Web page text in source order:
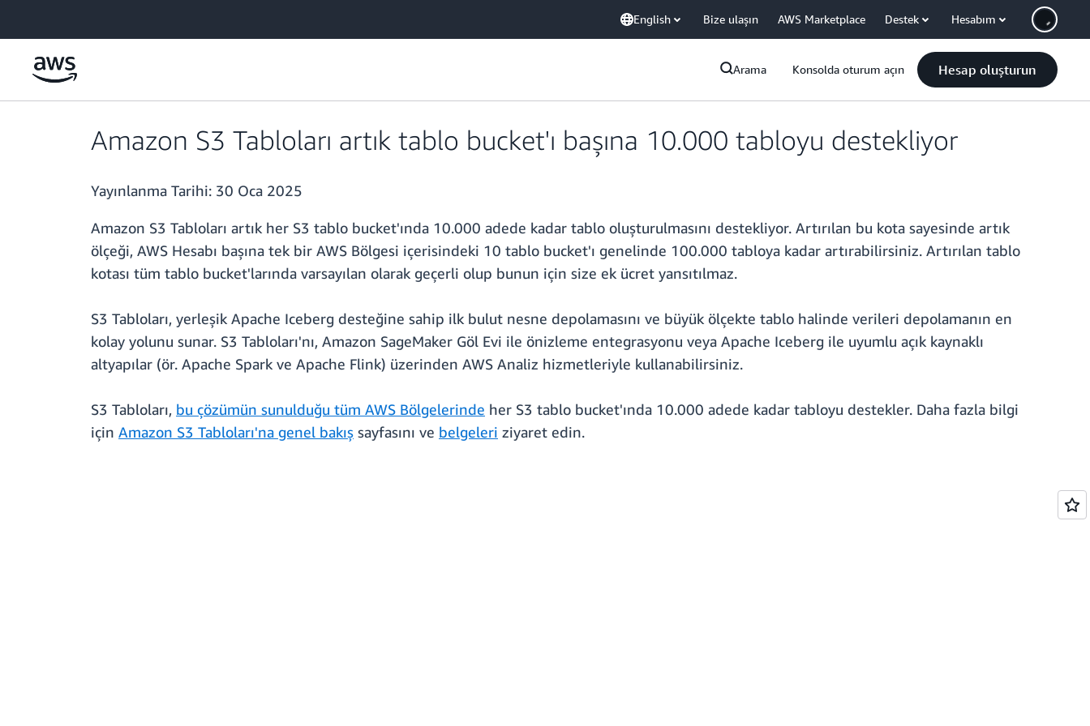
English Bize ulaşın AWS Marketplace Destek Hesabım
Arama Konsolda oturum açın Hesap oluşturun
Amazon S3 Tabloları artık tablo bucket'ı başına 10.000 tabloyu destekliyor
Yayınlanma Tarihi: 30 Oca 2025
Amazon S3 Tabloları artık her S3 tablo bucket'ında 10.000 adede kadar tablo oluşturulmasını destekliyor. Artırılan bu kota sayesinde artık
ölçeği, AWS Hesabı başına tek bir AWS Bölgesi içerisindeki 10 tablo bucket'ı genelinde 100.000 tabloya kadar artırabilirsiniz. Artırılan tablo
kotası tüm tablo bucket'larında varsayılan olarak geçerli olup bunun için size ek ücret yansıtılmaz.
S3 Tabloları, yerleşik Apache Iceberg desteğine sahip ilk bulut nesne depolamasını ve büyük ölçekte tablo halinde verileri depolamanın en
kolay yolunu sunar. S3 Tabloları'nı, Amazon SageMaker Göl Evi ile önizleme entegrasyonu veya Apache Iceberg ile uyumlu açık kaynaklı
altyapılar (ör. Apache Spark ve Apache Flink) üzerinden AWS Analiz hizmetleriyle kullanabilirsiniz.
S3 Tabloları, bu çözümün sunulduğu tüm AWS Bölgelerinde her S3 tablo bucket'ında 10.000 adede kadar tabloyu destekler. Daha fazla bilgi
için Amazon S3 Tabloları'na genel bakış sayfasını ve belgeleri ziyaret edin.